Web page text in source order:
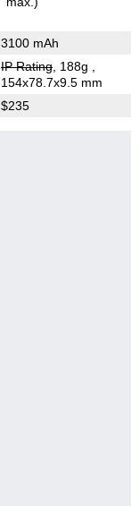
3100 mAh
IP Rating, 188g
154x78.7x9.5 mm
$235